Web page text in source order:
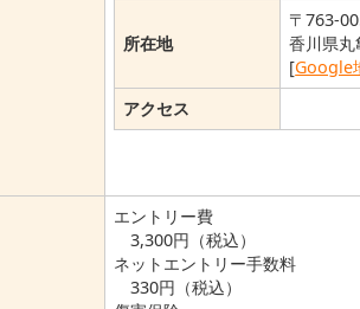
所在地
〒763-
香川県
[Google
アクセス
エントリー費
3,300円（税込）
ネットエントリー手数料
330円（税込）